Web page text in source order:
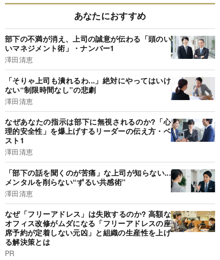
あなたにおすすめ
部下の不満が消え、上司の誠意が伝わる「頭のい
いマネジメント術」・ナンバー1
澤田清恵
「そりゃ上司も潰れるわ...」絶対にやってはいけ
ない“制限時間なし”の悲劇
澤田清恵
なぜあなたの指示は部下に無視されるのか?「心
理的安全性」を爆上げするリーダーの伝え方・ベ
スト1
澤田清恵
「部下の話を聞くのが苦痛」な上司が知らない...
メンタルを削らない“ずるい共感術”
澤田清恵
なぜ「フリーアドレス」は失敗するのか? 高額な
オフィス改修がムダになる「フリーアドレスの座
席予約が定着しない元凶」と組織の生産性を上げ
る解決策とは
PR